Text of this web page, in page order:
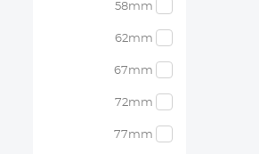
58mm
62mm
67mm
72mm
77mm